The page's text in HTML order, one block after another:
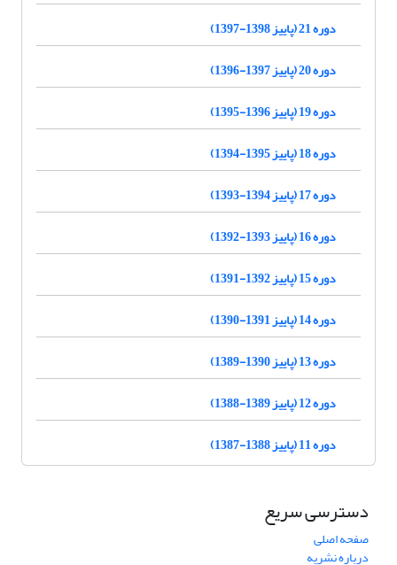
دوره 21 (پاییز 1398-1397)
دوره 20 (پاییز 1397-1396)
دوره 19 (پاییز 1396-1395)
دوره 18 (پاییز 1395-1394)
دوره 17 (پاییز 1394-1393)
دوره 16 (پاییز 1393-1392)
دوره 15 (پاییز 1392-1391)
دوره 14 (پاییز 1391-1390)
دوره 13 (پاییز 1390-1389)
دوره 12 (پاییز 1389-1388)
دوره 11 (پاییز 1388-1387)
دسترسی سریع
صفحه اصلی
درباره نشریه